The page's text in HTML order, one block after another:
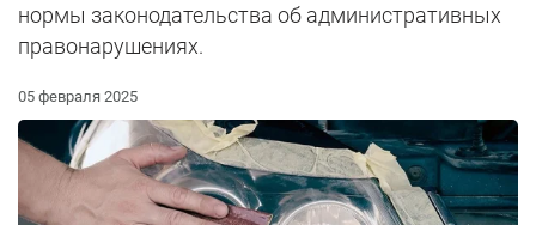
нормы законодательства об административных
правонарушениях.
05 февраля 2025